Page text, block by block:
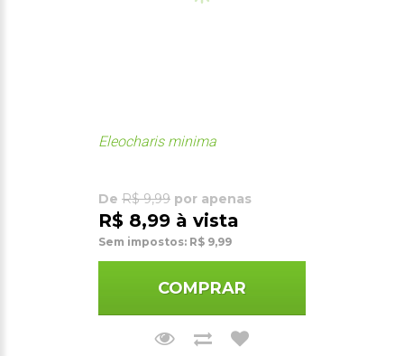
Eleocharis minima
De R$ 9,99 por apenas
R$ 8,99 à vista
Sem impostos: R$ 9,99
COMPRAR